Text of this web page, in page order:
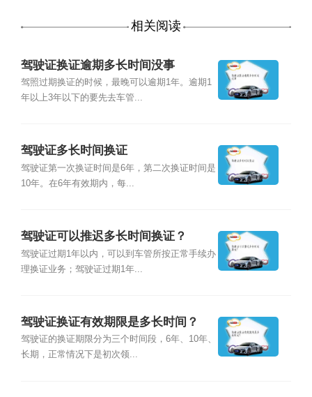
相关阅读
驾驶证换证逾期多长时间没事
驾照过期换证的时候，最晚可以逾期1年。逾期1
年以上3年以下的要先去车管...
驾驶证多长时间换证
驾驶证第一次换证时间是6年，第二次换证时间是
10年。在6年有效期内，每...
驾驶证可以推迟多长时间换证？
驾驶证过期1年以内，可以到车管所按正常手续办
理换证业务；驾驶证过期1年...
驾驶证换证有效期限是多长时间？
驾驶证的换证期限分为三个时间段，6年、10年、
长期，正常情况下是初次领...